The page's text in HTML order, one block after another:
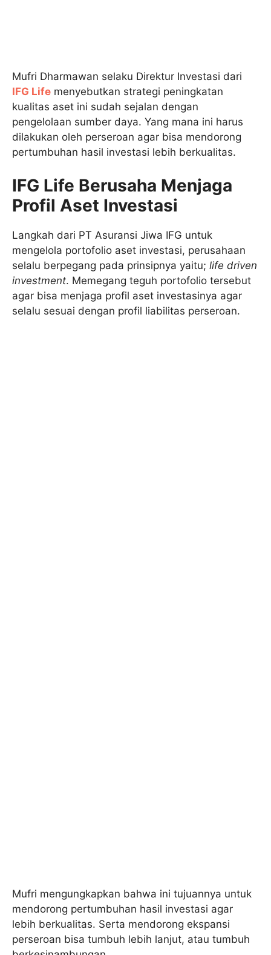
Mufri Dharmawan selaku Direktur Investasi dari
IFG Life menyebutkan strategi peningkatan
kualitas aset ini sudah sejalan dengan
pengelolaan sumber daya. Yang mana ini harus
dilakukan oleh perseroan agar bisa mendorong
pertumbuhan hasil investasi lebih berkualitas.
IFG Life Berusaha Menjaga
Profil Aset Investasi
Langkah dari PT Asuransi Jiwa IFG untuk
mengelola portofolio aset investasi, perusahaan
selalu berpegang pada prinsipnya yaitu; life driven
investment. Memegang teguh portofolio tersebut
agar bisa menjaga profil aset investasinya agar
selalu sesuai dengan profil liabilitas perseroan.
Mufri mengungkapkan bahwa ini tujuannya untuk
mendorong pertumbuhan hasil investasi agar
lebih berkualitas. Serta mendorong ekspansi
perseroan bisa tumbuh lebih lanjut, atau tumbuh